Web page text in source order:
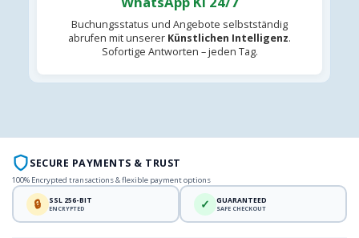
Buchungsstatus und Angebote selbstständig
abrufen mit unserer Künstlichen Intelligenz.
Sofortige Antworten – jeden Tag.
SECURE PAYMENTS & TRUST
100% Encrypted transactions & flexible payment options
🔒 SSL 256-BIT
ENCRYPTED ✓ GUARANTEED
SAFE CHECKOUT